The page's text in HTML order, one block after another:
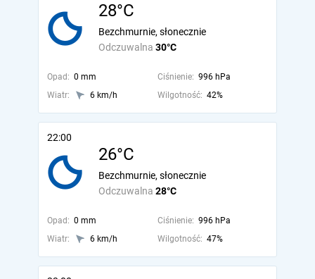
28°C
Odczuwalna 30°C
Bezchmurnie, słonecznie
Opad: 0 mm Ciśnienie: 996 hPa
Wiatr:
6 km/h Wilgotność: 42%
22:00
26°C
Odczuwalna 28°C
Bezchmurnie, słonecznie
Opad: 0 mm Ciśnienie: 996 hPa
Wiatr:
6 km/h Wilgotność: 47%